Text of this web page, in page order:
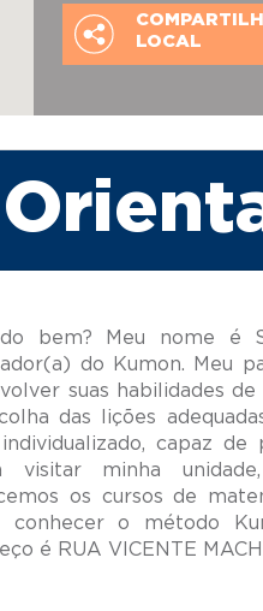
LOCAL
bem? Meu nome é
do Kumon. Meu
suas habilidades
das lições
capaz de
visitar minha
os cursos de
conhecer o método